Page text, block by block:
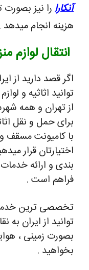
آنکارا را نیز
هزینه انجام میدهد
انتقال لوازم
اگر قصد دارید از
توانید اثاثیه و
از تهران و همه
برای حمل و نقل
با کامیونت مسقف و
اختیارتان قرار
بندی و ارائه خدمات
فراهم است .
تخصصی ترین
توانید از ایران به
بصورت زمینی ،
بخواهید .